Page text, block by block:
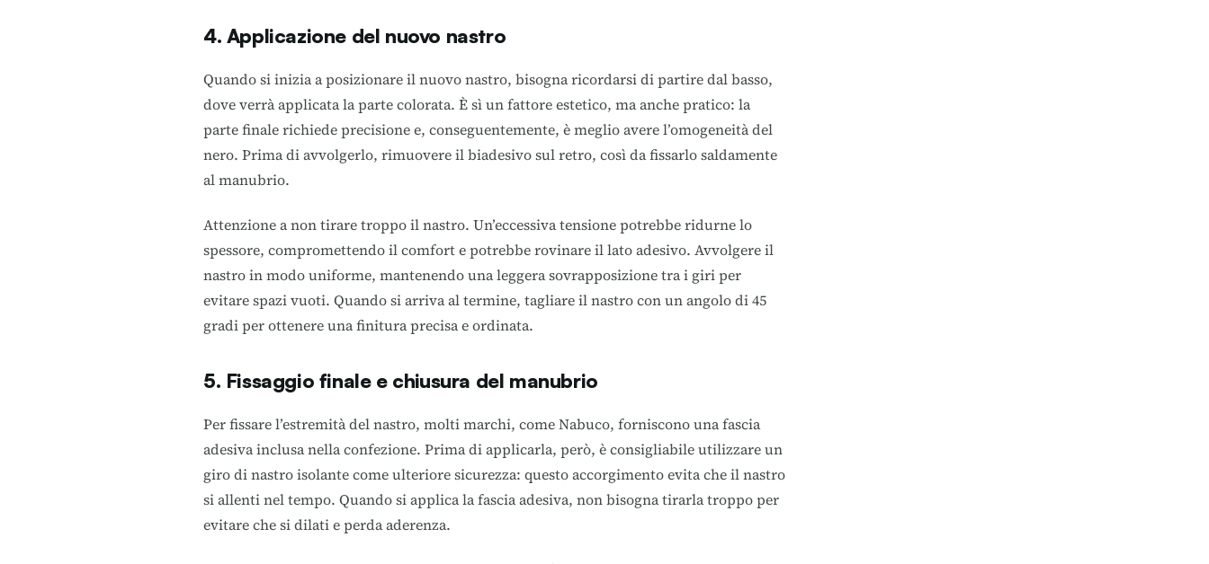
4. Applicazione del nuovo nastro
Quando si inizia a posizionare il nuovo nastro, bisogna ricordarsi di partire dal basso,
dove verrà applicata la parte colorata. È sì un fattore estetico, ma anche pratico: la
parte finale richiede precisione e, conseguentemente, è meglio avere l’omogeneità del
nero. Prima di avvolgerlo, rimuovere il biadesivo sul retro, così da fissarlo saldamente
al manubrio.
Attenzione a non tirare troppo il nastro. Un’eccessiva tensione potrebbe ridurne lo
spessore, compromettendo il comfort e potrebbe rovinare il lato adesivo. Avvolgere il
nastro in modo uniforme, mantenendo una leggera sovrapposizione tra i giri per
evitare spazi vuoti. Quando si arriva al termine, tagliare il nastro con un angolo di 45
gradi per ottenere una finitura precisa e ordinata.
5. Fissaggio finale e chiusura del manubrio
Per fissare l’estremità del nastro, molti marchi, come Nabuco, forniscono una fascia
adesiva inclusa nella confezione. Prima di applicarla, però, è consigliabile utilizzare un
giro di nastro isolante come ulteriore sicurezza: questo accorgimento evita che il nastro
si allenti nel tempo. Quando si applica la fascia adesiva, non bisogna tirarla troppo per
evitare che si dilati e perda aderenza.